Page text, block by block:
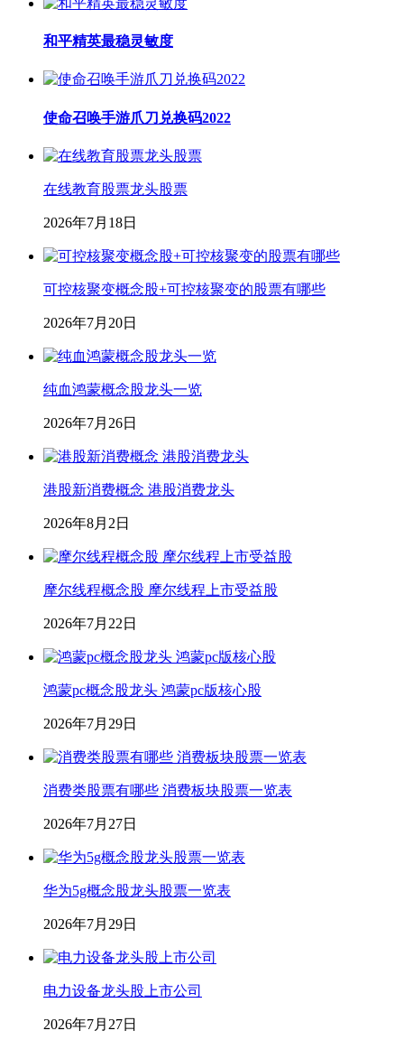
和平精英最稳灵敏度
使命召唤手游爪刀兑换码2022
在线教育股票龙头股票
2026年7月18日
可控核聚变概念股+可控核聚变的股票有哪些
2026年7月20日
纯血鸿蒙概念股龙头一览
2026年7月26日
港股新消费概念 港股消费龙头
2026年8月2日
摩尔线程概念股 摩尔线程上市受益股
2026年7月22日
鸿蒙pc概念股龙头 鸿蒙pc版核心股
2026年7月29日
消费类股票有哪些 消费板块股票一览表
2026年7月27日
华为5g概念股龙头股票一览表
2026年7月29日
电力设备龙头股上市公司
2026年7月27日